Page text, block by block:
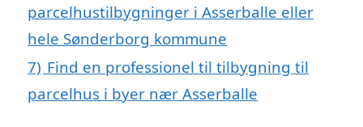
parcelhustilbygninger i Asserballe eller
hele Sønderborg kommune
7) Find en professionel til tilbygning til
parcelhus i byer nær Asserballe